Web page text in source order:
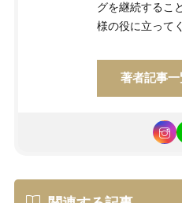
グを継続するこ
様の役に立って
著者記事一